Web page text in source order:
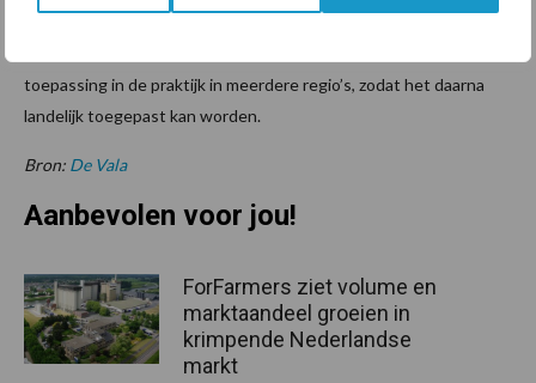
toepassing in de praktijk in meerdere regio’s, zodat het daarna
landelijk toegepast kan worden.
Bron: De Vala
Aanbevolen voor jou!
ForFarmers ziet volume en
marktaandeel groeien in
krimpende Nederlandse
markt